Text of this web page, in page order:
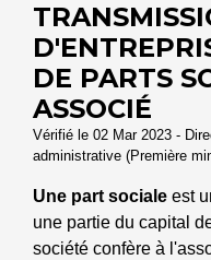
DE PARTS
ASSOCIÉ
Vérifié le 02 Mar 2023 -
administrative (Première
Une part sociale est
une partie du capital
société confère à